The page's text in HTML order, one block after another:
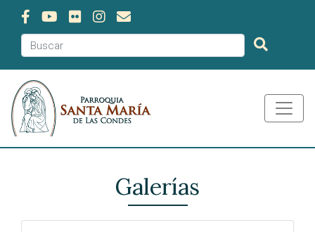
Galerías